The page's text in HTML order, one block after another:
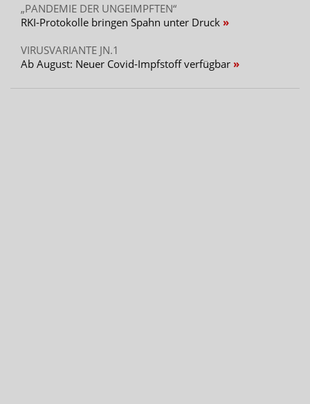
„PANDEMIE DER UNGEIMPFTEN“
RKI-Protokolle bringen Spahn unter Druck
VIRUSVARIANTE JN.1
Ab August: Neuer Covid-Impfstoff verfügbar